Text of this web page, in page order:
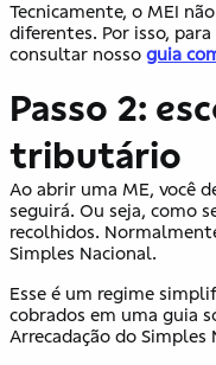
Tecnicamente, o MEI
diferentes. Por isso,
consultar nosso guia
Passo 2:
tributário
Ao abrir uma ME, você
seguirá. Ou seja, como
recolhidos.
Simples Nacional.
Esse é um regime
cobrados em uma guia
Arrecadação do Simples